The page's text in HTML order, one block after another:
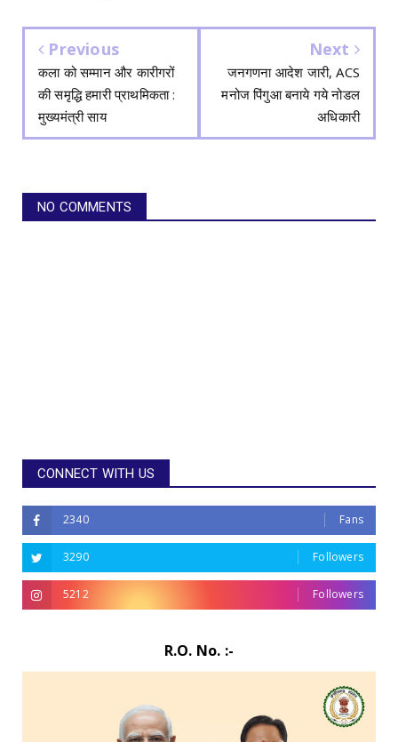
Previous
कला को सम्मान और कारीगरों
की समृद्धि हमारी प्राथमिकता :
मुख्यमंत्री साय
Next
जनगणना आदेश जारी, ACS
मनोज पिंगुआ बनाये गये नोडल
अधिकारी
NO COMMENTS
CONNECT WITH US
2340 Fans
3290 Followers
5212 Followers
R.O. No. :-